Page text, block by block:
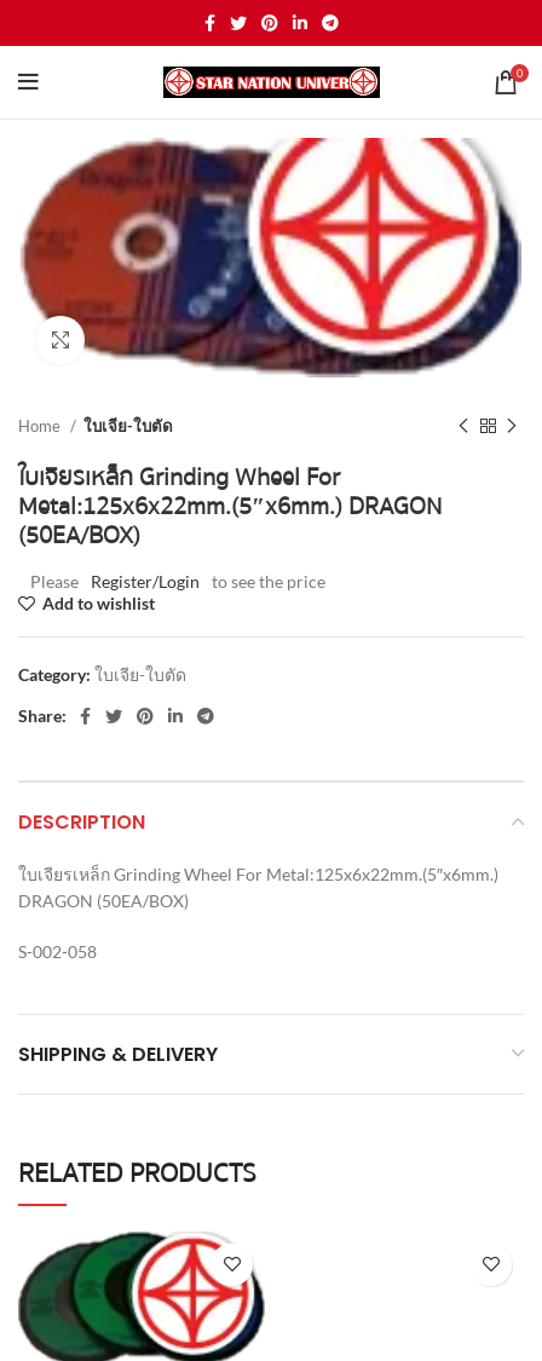
0
Click to enlarge
Home ใบเจีย-ใบตัด
ใบเจียรเหล็ก Grinding Wheel For
Metal:125x6x22mm.(5″x6mm.) DRAGON
(50EA/BOX)
Please Register/Login
to see the price
Add to wishlist
Category: ใบเจีย-ใบตัด
Share:
DESCRIPTION
ใบเจียรเหล็ก Grinding Wheel For Metal:125x6x22mm.(5″x6mm.)
DRAGON (50EA/BOX)
S-002-058
SHIPPING & DELIVERY
RELATED PRODUCTS